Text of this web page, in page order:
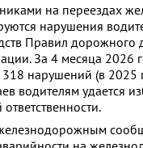
на переездах
нарушения
Правил дорожного
За 4 месяца 2026
318 нарушений (в 2025
водителям удается